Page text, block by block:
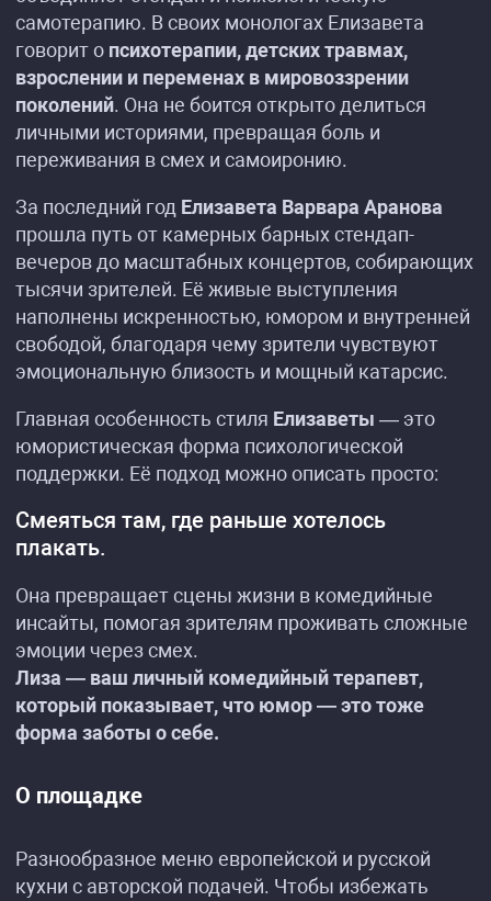
самотерапию. В своих монологах Елизавета
говорит о психотерапии, детских травмах,
взрослении и переменах в мировоззрении
поколений. Она не боится открыто делиться
личными историями, превращая боль и
переживания в смех и самоиронию.
За последний год Елизавета Варвара Аранова
прошла путь от камерных барных стендап-
вечеров до масштабных концертов, собирающих
тысячи зрителей. Её живые выступления
наполнены искренностью, юмором и внутренней
свободой, благодаря чему зрители чувствуют
эмоциональную близость и мощный катарсис.
Главная особенность стиля Елизаветы — это
юмористическая форма психологической
поддержки. Её подход можно описать просто:
Смеяться там, где раньше хотелось
плакать.
Она превращает сцены жизни в комедийные
инсайты, помогая зрителям проживать сложные
эмоции через смех.
Лиза — ваш личный комедийный терапевт,
который показывает, что юмор — это тоже
форма заботы о себе.
О площадке
Разнообразное меню европейской и русской
кухни с авторской подачей. Чтобы избежать